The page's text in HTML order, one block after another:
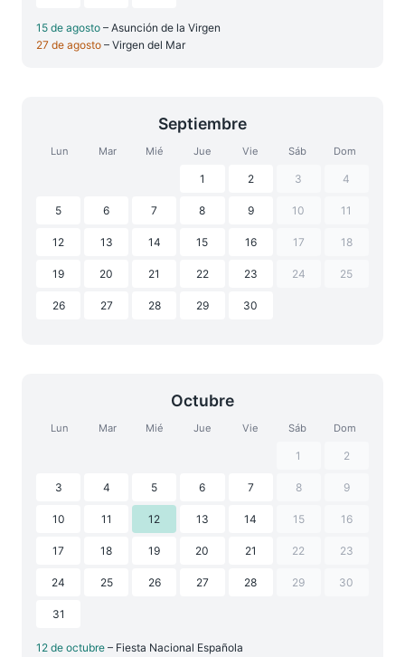
15 de agosto – Asunción de la Virgen
27 de agosto – Virgen del Mar
Septiembre
Lun Mar Mié Jue Vie Sáb Dom
1 2 3 4
5 6 7 8 9 10 11
12 13 14 15 16 17 18
19 20 21 22 23 24 25
26 27 28 29 30
Octubre
Lun Mar Mié Jue Vie Sáb Dom
1 2
3 4 5 6 7 8 9
10 11 12 13 14 15 16
17 18 19 20 21 22 23
24 25 26 27 28 29 30
31
12 de octubre – Fiesta Nacional Española